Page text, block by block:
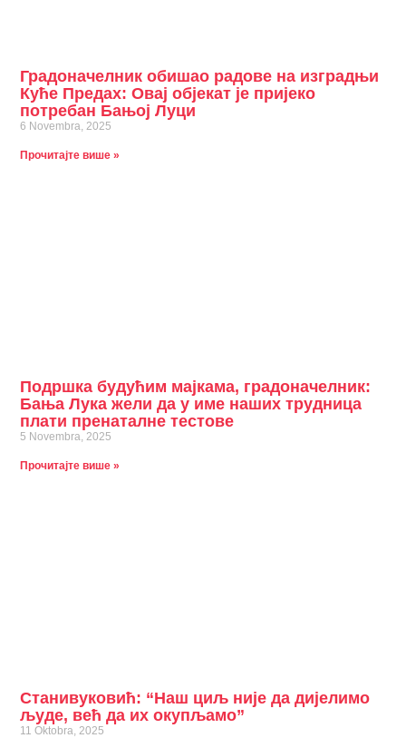
Градоначелник обишао радове на изградњи
Куће Предах: Овај објекат је пријеко
потребан Бањој Луци
6 Novembra, 2025
Прочитајте више »
Подршка будућим мајкама, градоначелник:
Бања Лука жели да у име наших трудница
плати пренаталне тестове
5 Novembra, 2025
Прочитајте више »
Станивуковић: “Наш циљ није да дијелимо
људе, већ да их окупљамо”
11 Oktobra, 2025